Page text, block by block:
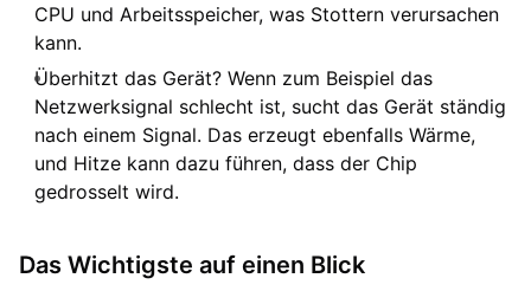
CPU und Arbeitsspeicher, was Stottern verursachen
kann.
Überhitzt das Gerät? Wenn zum Beispiel das
Netzwerksignal schlecht ist, sucht das Gerät ständig
nach einem Signal. Das erzeugt ebenfalls Wärme,
und Hitze kann dazu führen, dass der Chip
gedrosselt wird.
Das Wichtigste auf einen Blick